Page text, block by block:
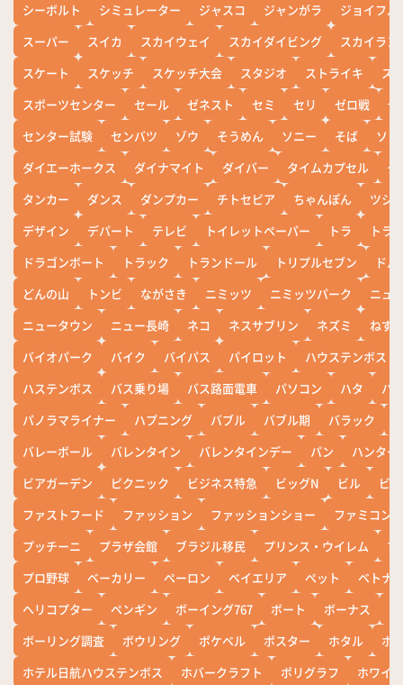
シーボルト
シミュレーター ジャスコ ジャンがラ
ジョイフル
スーパー
スイカ スカイウェイ スカイダイビング
スカイラン
スケート
スケッチ スケッチ大会 スタジオ ストライキ
ス
スポーツセンター
セール ゼネスト セミ セリ ゼロ戦
ぜ
センター試験
センバツ ゾウ そうめん ソニー そば
ソ
ダイエーホークス
ダイナマイト ダイバー タイムカプセル
タ
タンカー
ダンス ダンプカー チトセピア ちゃんぽん
ツシ
デザイン
デパート テレビ トイレットペーパー トラ
トラ
ドラゴンボート
トラック トランドール トリプルセブン
ド
どんの山
トンビ ながさき ニミッツ ニミッツパーク
ニュ
ニュータウン
ニュー長崎 ネコ ネスサブリン ネズミ
ねず
バイオパーク
バイク バイパス パイロット
ハウステンボス
ハステンボス
バス乗り場 バス路面電車 パソコン ハタ
ハ
パノラマライナー
ハプニング バブル バブル期 バラック
バレーボール
バレンタイン バレンタインデー パン
ハンター
ビアガーデン
ピクニック ビジネス特急 ビッグN ビル
ビワ
ファストフード
ファッション ファッションショー
ファミコン
プッチーニ
プラザ会館 ブラジル移民 プリンス・ウイレム
ブ
プロ野球
ベーカリー ペーロン ベイエリア ペット
ベトナ
ヘリコプター
ペンギン ボーイング767 ボート ボーナス
ボーリング調査
ボウリング ポケベル ポスター ホタル
ホ
ホテル日航ハウステンボス
ホバークラフト ポリグラフ
ホワイ